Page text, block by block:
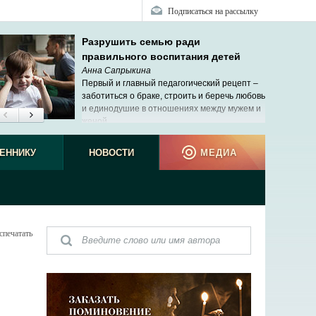
Подписаться на рассылку
Разрушить семью ради
правильного воспитания детей
Анна Сапрыкина
Первый и главный педагогический рецепт –
заботиться о браке, строить и беречь любовь
и единодушие в отношениях между мужем и
женой.
НОВОСТИ МЕДИА